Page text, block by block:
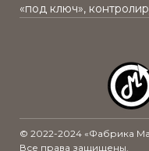
«под ключ»,
© 2022-2024 «Фабрика
Все права защищены.